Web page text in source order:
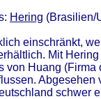
Hering (Brasilien/
einschränkt,
Mit
von Huang (Firma
Abgesehen
schwer